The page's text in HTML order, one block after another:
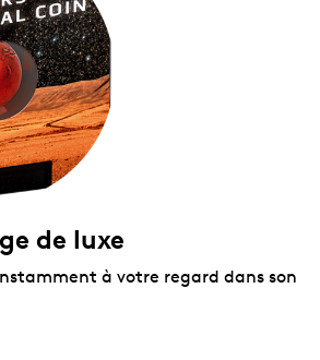
de luxe
à votre regard dans son